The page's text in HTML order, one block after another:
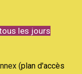
les jours
(plan d'accès